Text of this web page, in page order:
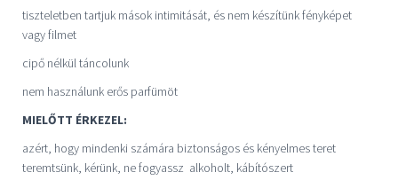
tiszteletben tartjuk mások intimitását, és nem készítünk fényképet
vagy filmet
cipő nélkül táncolunk
nem használunk erős parfümöt
MIELŐTT ÉRKEZEL:
azért, hogy mindenki számára biztonságos és kényelmes teret
teremtsünk, kérünk, ne fogyassz alkoholt, kábítószert